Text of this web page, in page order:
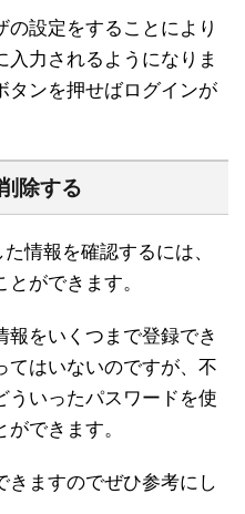
設定をすることにより
力されるようになりま
タンを押せばログインが
除する
情報を確認するには、
ができます。
報をいくつまで登録でき
てはいないのですが、不
ういったパスワードを使
できます。
きますのでぜひ参考にし